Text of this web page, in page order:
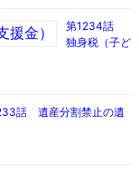
第1234話
独身税（子ど
話 遺産分割禁止の遺